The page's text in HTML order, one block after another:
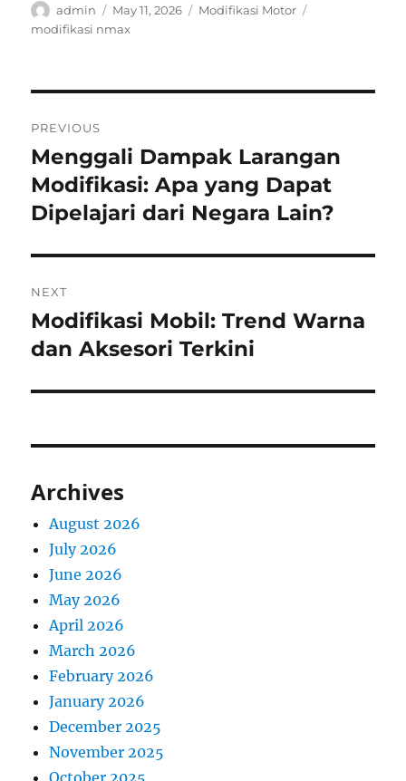
Author
admin
Posted
on
May 11, 2026 Categories
Modifikasi Motor
modifikasi nmax
navigation
PREVIOUS
Previous
post:
Menggali Dampak Larangan
Modifikasi: Apa yang Dapat
Dipelajari dari Negara Lain?
NEXT
Next
post:
Modifikasi Mobil: Trend Warna
dan Aksesori Terkini
Archives
August 2026
July 2026
June 2026
May 2026
April 2026
March 2026
February 2026
January 2026
December 2025
November 2025